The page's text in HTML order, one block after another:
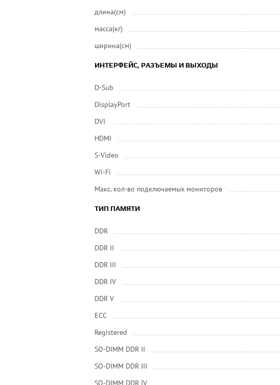
длина(см)
масса(кг)
ширина(см)
ИНТЕРФЕЙС, РАЗЪЕМЫ И ВЫХОДЫ
D-Sub
DisplayPort
DVI
HDMI
S-Video
Wi-Fi
Макс. кол-во подключаемых мониторов
ТИП ПАМЯТИ
DDR
DDR II
DDR III
DDR IV
DDR V
ECC
Registered
SO-DIMM DDR II
SO-DIMM DDR III
SO-DIMM DDR IV